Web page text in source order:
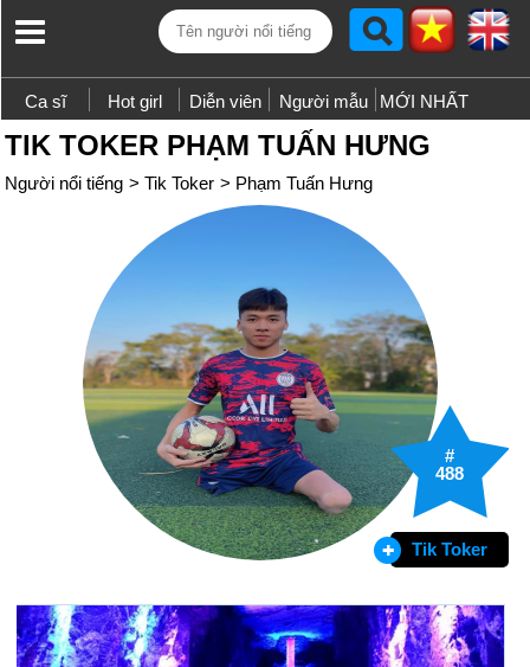
Ca sĩ Hot girl Diễn viên Người mẫu MỚI NHẤT
TIK TOKER PHẠM TUẤN HƯNG
Người nổi tiếng > Tik Toker > Phạm Tuấn Hưng
#
488
Tik Toker